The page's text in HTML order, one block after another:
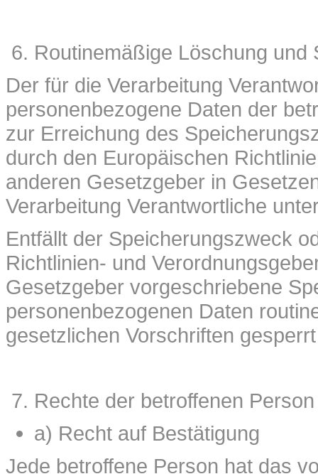
Routinemäßige Löschung
Der für die Verarbeitung
personenbezogene Daten der
zur Erreichung des
durch den Europäischen
anderen Gesetzgeber in
Verarbeitung Verantwortliche
Entfällt der Speicherungszweck
Richtlinien- und
Gesetzgeber vorgeschriebene
personenbezogenen Daten
gesetzlichen Vorschriften
Rechte der betroffenen Person
a) Recht auf Bestätigung
Jede betroffene Person hat das